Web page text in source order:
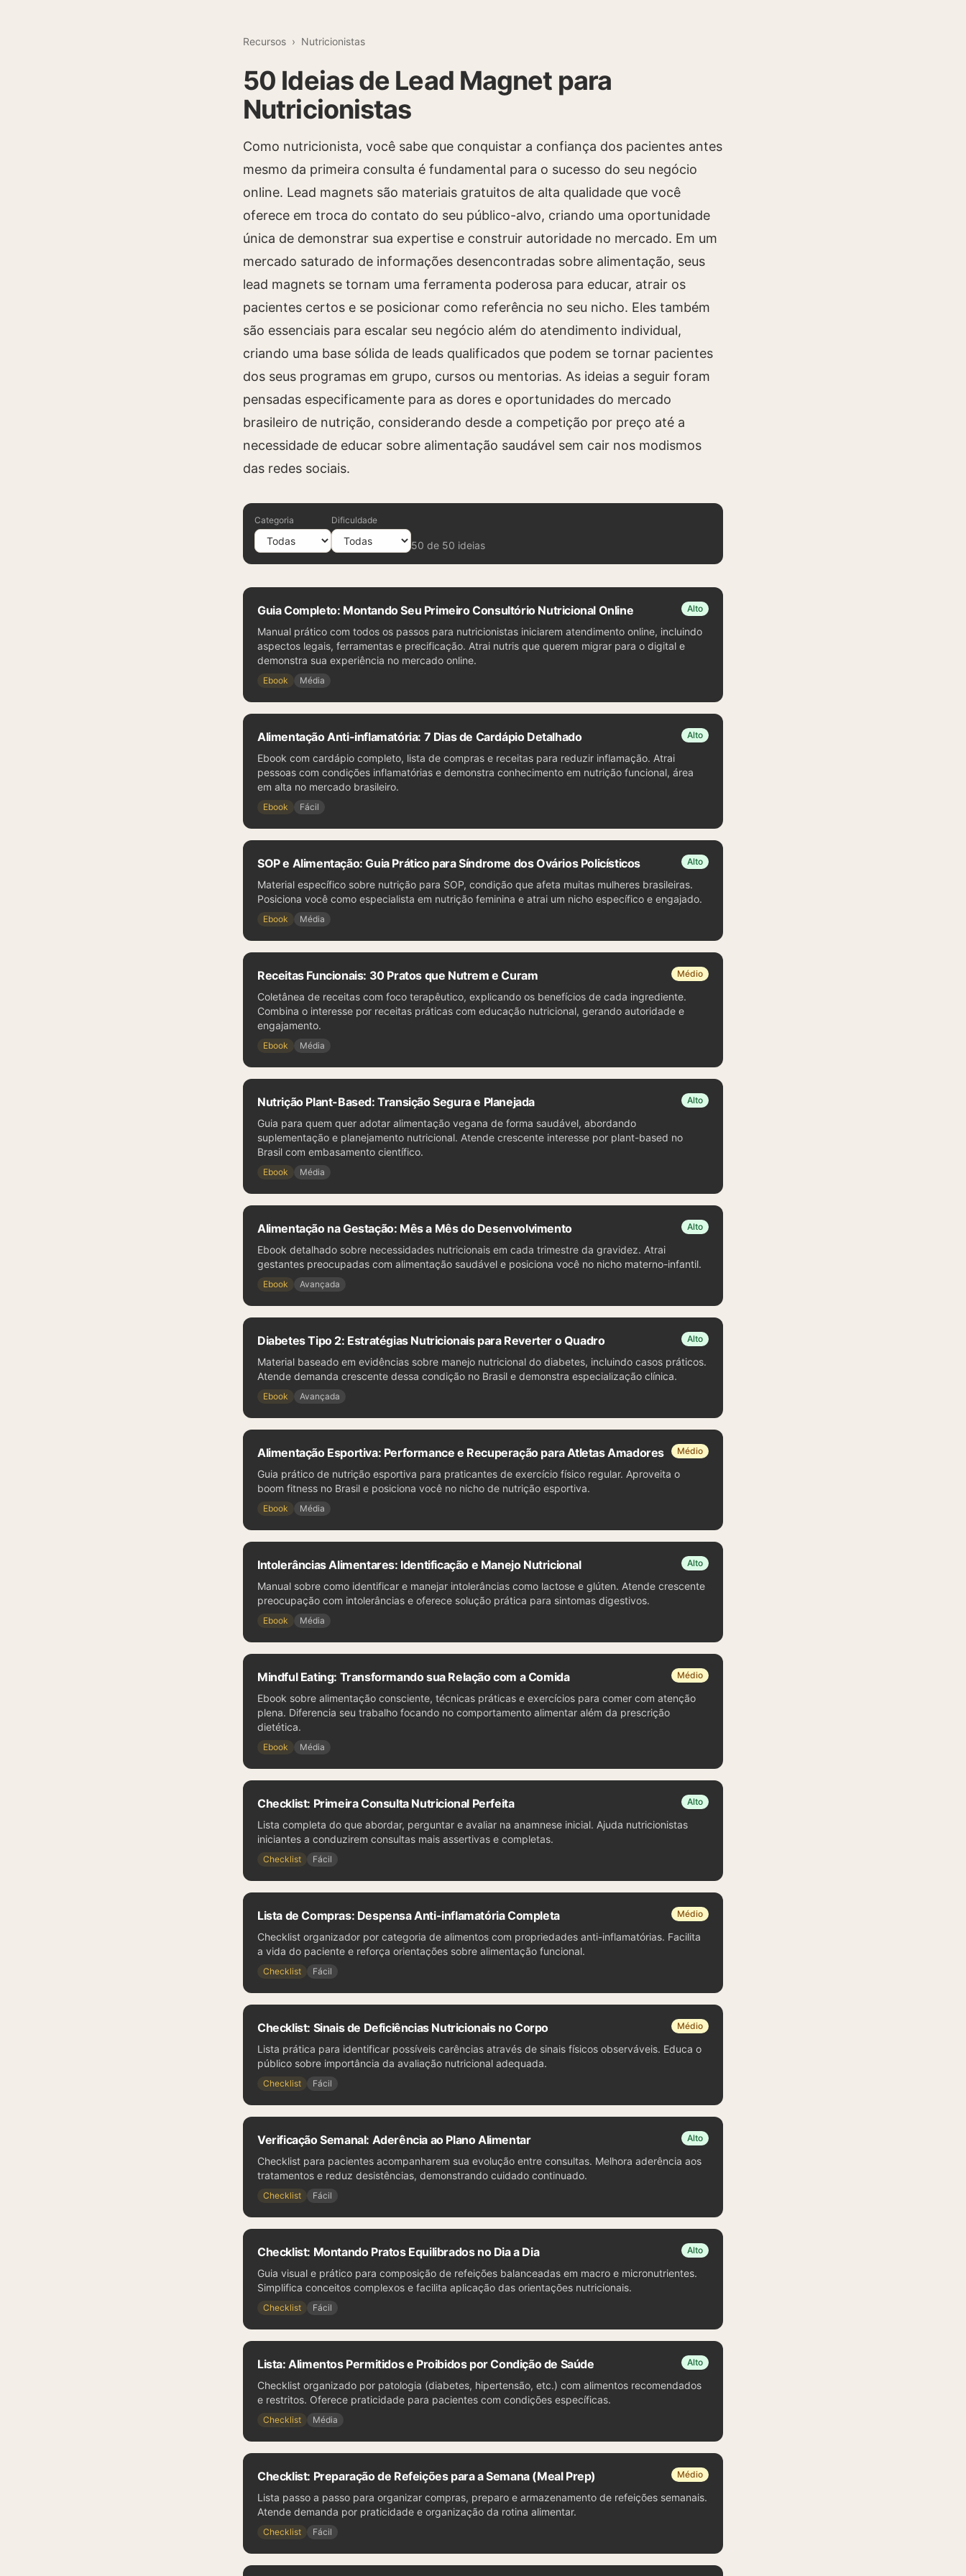
Recursos › Nutricionistas
50 Ideias de Lead Magnet para
Nutricionistas
Como nutricionista, você sabe que conquistar a confiança dos pacientes antes
mesmo da primeira consulta é fundamental para o sucesso do seu negócio
online. Lead magnets são materiais gratuitos de alta qualidade que você
oferece em troca do contato do seu público-alvo, criando uma oportunidade
única de demonstrar sua expertise e construir autoridade no mercado. Em um
mercado saturado de informações desencontradas sobre alimentação, seus
lead magnets se tornam uma ferramenta poderosa para educar, atrair os
pacientes certos e se posicionar como referência no seu nicho. Eles também
são essenciais para escalar seu negócio além do atendimento individual,
criando uma base sólida de leads qualificados que podem se tornar pacientes
dos seus programas em grupo, cursos ou mentorias. As ideias a seguir foram
pensadas especificamente para as dores e oportunidades do mercado
brasileiro de nutrição, considerando desde a competição por preço até a
necessidade de educar sobre alimentação saudável sem cair nos modismos
das redes sociais.
Categoria Dificuldade
50 de 50 ideias
Guia Completo: Montando Seu Primeiro Consultório Nutricional Online Alto
Manual prático com todos os passos para nutricionistas iniciarem atendimento online, incluindo
aspectos legais, ferramentas e precificação. Atrai nutris que querem migrar para o digital e
demonstra sua experiência no mercado online.
Ebook Média
Alimentação Anti-inflamatória: 7 Dias de Cardápio Detalhado Alto
Ebook com cardápio completo, lista de compras e receitas para reduzir inflamação. Atrai
pessoas com condições inflamatórias e demonstra conhecimento em nutrição funcional, área
em alta no mercado brasileiro.
Ebook Fácil
SOP e Alimentação: Guia Prático para Síndrome dos Ovários Policísticos Alto
Material específico sobre nutrição para SOP, condição que afeta muitas mulheres brasileiras.
Posiciona você como especialista em nutrição feminina e atrai um nicho específico e engajado.
Ebook Média
Receitas Funcionais: 30 Pratos que Nutrem e Curam Médio
Coletânea de receitas com foco terapêutico, explicando os benefícios de cada ingrediente.
Combina o interesse por receitas práticas com educação nutricional, gerando autoridade e
engajamento.
Ebook Média
Nutrição Plant-Based: Transição Segura e Planejada Alto
Guia para quem quer adotar alimentação vegana de forma saudável, abordando
suplementação e planejamento nutricional. Atende crescente interesse por plant-based no
Brasil com embasamento científico.
Ebook Média
Alimentação na Gestação: Mês a Mês do Desenvolvimento Alto
Ebook detalhado sobre necessidades nutricionais em cada trimestre da gravidez. Atrai
gestantes preocupadas com alimentação saudável e posiciona você no nicho materno-infantil.
Ebook Avançada
Diabetes Tipo 2: Estratégias Nutricionais para Reverter o Quadro Alto
Material baseado em evidências sobre manejo nutricional do diabetes, incluindo casos práticos.
Atende demanda crescente dessa condição no Brasil e demonstra especialização clínica.
Ebook Avançada
Alimentação Esportiva: Performance e Recuperação para Atletas Amadores Médio
Guia prático de nutrição esportiva para praticantes de exercício físico regular. Aproveita o
boom fitness no Brasil e posiciona você no nicho de nutrição esportiva.
Ebook Média
Intolerâncias Alimentares: Identificação e Manejo Nutricional Alto
Manual sobre como identificar e manejar intolerâncias como lactose e glúten. Atende crescente
preocupação com intolerâncias e oferece solução prática para sintomas digestivos.
Ebook Média
Mindful Eating: Transformando sua Relação com a Comida Médio
Ebook sobre alimentação consciente, técnicas práticas e exercícios para comer com atenção
plena. Diferencia seu trabalho focando no comportamento alimentar além da prescrição
dietética.
Ebook Média
Checklist: Primeira Consulta Nutricional Perfeita Alto
Lista completa do que abordar, perguntar e avaliar na anamnese inicial. Ajuda nutricionistas
iniciantes a conduzirem consultas mais assertivas e completas.
Checklist Fácil
Lista de Compras: Despensa Anti-inflamatória Completa Médio
Checklist organizador por categoria de alimentos com propriedades anti-inflamatórias. Facilita
a vida do paciente e reforça orientações sobre alimentação funcional.
Checklist Fácil
Checklist: Sinais de Deficiências Nutricionais no Corpo Médio
Lista prática para identificar possíveis carências através de sinais físicos observáveis. Educa o
público sobre importância da avaliação nutricional adequada.
Checklist Fácil
Verificação Semanal: Aderência ao Plano Alimentar Alto
Checklist para pacientes acompanharem sua evolução entre consultas. Melhora aderência aos
tratamentos e reduz desistências, demonstrando cuidado continuado.
Checklist Fácil
Checklist: Montando Pratos Equilibrados no Dia a Dia Alto
Guia visual e prático para composição de refeições balanceadas em macro e micronutrientes.
Simplifica conceitos complexos e facilita aplicação das orientações nutricionais.
Checklist Fácil
Lista: Alimentos Permitidos e Proibidos por Condição de Saúde Alto
Checklist organizado por patologia (diabetes, hipertensão, etc.) com alimentos recomendados
e restritos. Oferece praticidade para pacientes com condições específicas.
Checklist Média
Checklist: Preparação de Refeições para a Semana (Meal Prep) Médio
Lista passo a passo para organizar compras, preparo e armazenamento de refeições semanais.
Atende demanda por praticidade e organização da rotina alimentar.
Checklist Fácil